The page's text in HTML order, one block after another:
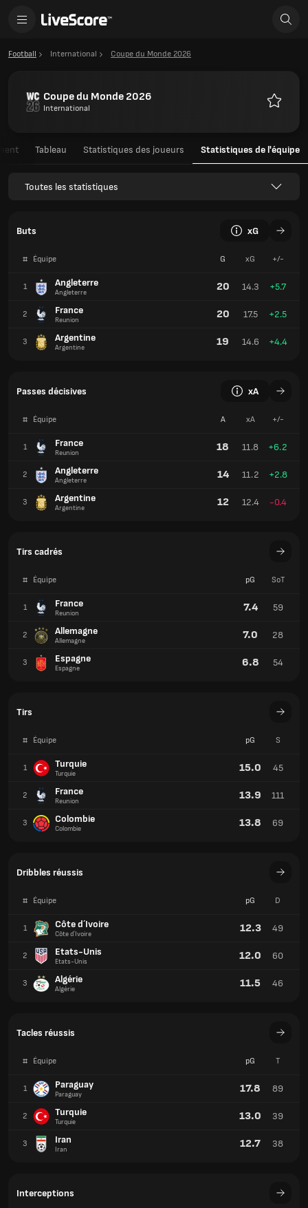
Football International Coupe du Monde 2026
Coupe du Monde 2026
International
Tableau Statistiques des joueurs Statistiques de l'équipe
Toutes les statistiques
Buts xG
# Équipe G xG +/-
1 Angleterre
Angleterre 20 14.3 +5.7
2 France
Reunion 20 17.5 +2.5
3 Argentine
Argentine 19 14.6 +4.4
Passes décisives xA
# Équipe A xA +/-
1 France
Reunion 18 11.8 +6.2
2 Angleterre
Angleterre 14 11.2 +2.8
3 Argentine
Argentine 12 12.4 -0.4
Tirs cadrés
# Équipe pG SoT
1 France
Reunion 7.4 59
2 Allemagne
Allemagne 7.0 28
3 Espagne
Espagne 6.8 54
Tirs
# Équipe pG S
1 Turquie
Turquie 15.0 45
2 France
Reunion 13.9 111
3 Colombie
Colombie 13.8 69
Dribbles réussis
# Équipe pG D
1 Côte d´Ivoire
Côte d´Ivoire 12.3 49
2 Etats-Unis
Etats-Unis 12.0 60
3 Algérie
Algérie 11.5 46
Tacles réussis
# Équipe pG T
1 Paraguay
Paraguay 17.8 89
2 Turquie
Turquie 13.0 39
3 Iran
Iran 12.7 38
Interceptions